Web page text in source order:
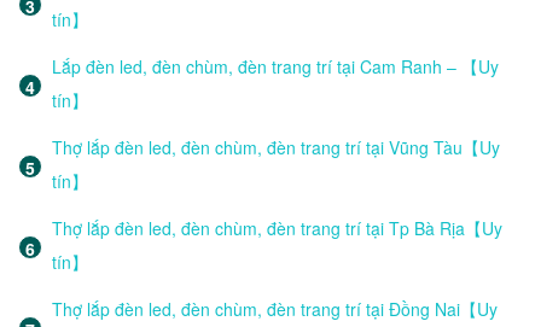
tín】
Lắp đèn led, đèn chùm, đèn trang trí tại Cam Ranh – 【Uy
tín】
Thợ lắp đèn led, đèn chùm, đèn trang trí tại Vũng Tàu【Uy
tín】
Thợ lắp đèn led, đèn chùm, đèn trang trí tại Tp Bà Rịa【Uy
tín】
Thợ lắp đèn led, đèn chùm, đèn trang trí tại Đồng Nai【Uy